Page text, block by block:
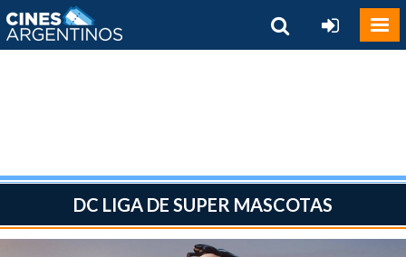
DC LIGA DE SUPER MASCOTAS